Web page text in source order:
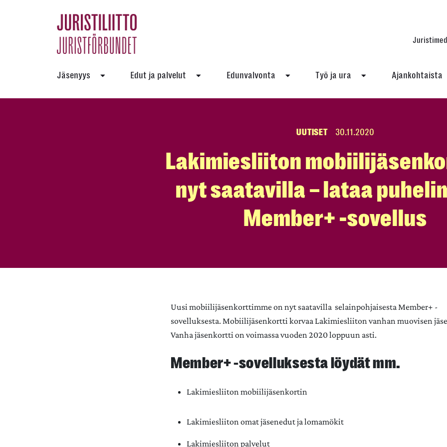
Jäsenyys Edut ja palvelut Edunvalvonta Työ ja ura Ajankohtaista
UUTISET 30.11.2020
Lakimiesliiton
nyt saatavilla – lataa
Member+ -sovellus
Uusi mobiilijäsenkorttimme on nyt saatavilla selainpohjaisesta Member+ -
sovelluksesta. Mobiilijäsenkortti korvaa Lakimiesliiton vanhan muovisen
Vanha jäsenkortti on voimassa vuoden 2020 loppuun asti.
Member+ -sovelluksesta löydät mm.
Lakimiesliiton mobiilijäsenkortin
Lakimiesliiton omat jäsenedut ja lomamökit
Lakimiesliiton palvelut